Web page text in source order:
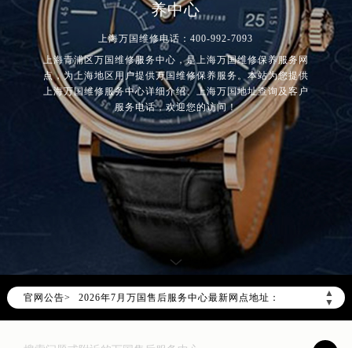
养中心
上海万国维修电话：400-992-7093
上海青浦区万国维修服务中心，是上海万国维修保养服务网
点，为上海地区用户提供万国维修保养服务。本站为您提供
上海万国维修服务中心详细介绍、上海万国地址查询及客户
服务电话，欢迎您的访问！
官网公告>
▲
▼
2026年7月万国上海市售后服务网络优化升级公告
2026年7月上海市万国官方售后客户服务热线：400-992-7093
2026年7月万国售后服务中心最新网点地址：
上海市徐汇区虹桥路3号港汇中心写字楼2座37层3705室（需提前预约）